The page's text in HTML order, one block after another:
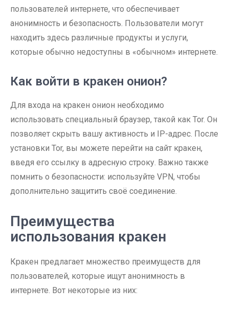
пользователей интернете, что обеспечивает
анонимность и безопасность. Пользователи могут
находить здесь различные продукты и услуги,
которые обычно недоступны в «обычном» интернете.
Как войти в кракен онион?
Для входа на кракен онион необходимо
использовать специальный браузер, такой как Tor. Он
позволяет скрыть вашу активность и IP-адрес. После
установки Tor, вы можете перейти на сайт кракен,
введя его ссылку в адресную строку. Важно также
помнить о безопасности: используйте VPN, чтобы
дополнительно защитить своё соединение.
Преимущества
использования кракен
Кракен предлагает множество преимуществ для
пользователей, которые ищут анонимность в
интернете. Вот некоторые из них: